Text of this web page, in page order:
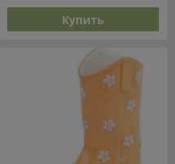
Купить